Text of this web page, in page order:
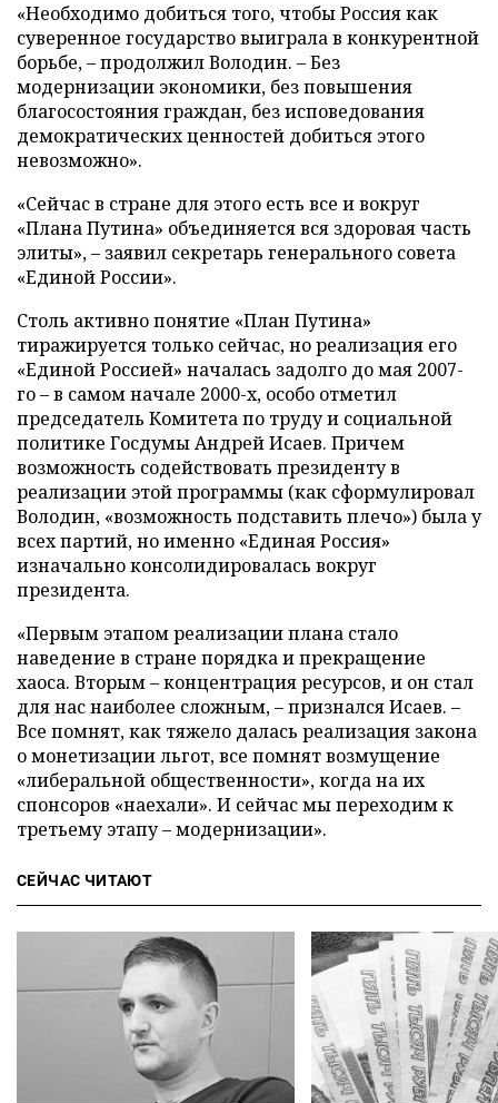
«Необходимо добиться того, чтобы Россия как
суверенное государство выиграла в конкурентной
борьбе, – продолжил Володин. – Без
модернизации экономики, без повышения
благосостояния граждан, без исповедования
демократических ценностей добиться этого
невозможно».
«Сейчас в стране для этого есть все и вокруг
«Плана Путина» объединяется вся здоровая часть
элиты», – заявил секретарь генерального совета
«Единой России».
Столь активно понятие «План Путина»
тиражируется только сейчас, но реализация его
«Единой Россией» началась задолго до мая 2007-
го – в самом начале 2000-х, особо отметил
председатель Комитета по труду и социальной
политике Госдумы Андрей Исаев. Причем
возможность содействовать президенту в
реализации этой программы (как сформулировал
Володин, «возможность подставить плечо») была у
всех партий, но именно «Единая Россия»
изначально консолидировалась вокруг
президента.
«Первым этапом реализации плана стало
наведение в стране порядка и прекращение
хаоса. Вторым – концентрация ресурсов, и он стал
для нас наиболее сложным, – признался Исаев. –
Все помнят, как тяжело далась реализация закона
о монетизации льгот, все помнят возмущение
«либеральной общественности», когда на их
спонсоров «наехали». И сейчас мы переходим к
третьему этапу – модернизации».
СЕЙЧАС ЧИТАЮТ